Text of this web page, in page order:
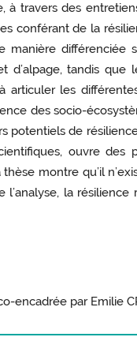
travers des
conférant de la
manière
d’alpage, tandis
articuler les
des socio-
potentiels de
ouvre
montre qu’il
la
encadrée par Emilie